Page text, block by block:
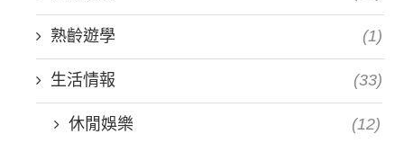
熟齡遊學 (1)
生活情報 (33)
休閒娛樂 (12)